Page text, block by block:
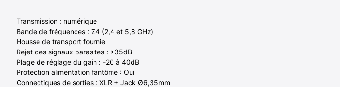
Transmission : numérique
Bande de fréquences : Z4 (2,4 et 5,8 GHz)
Housse de transport fournie
Rejet des signaux parasites : >35dB
Plage de réglage du gain : -20 à 40dB
Protection alimentation fantôme : Oui
Connectiques de sorties : XLR + Jack Ø6,35mm